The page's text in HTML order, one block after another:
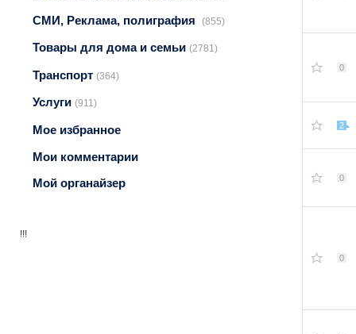
СМИ, Реклама, полиграфия (855)
Товары для дома и семьи (2781)
Транспорт (364)
Услуги (911)
Мое избранное
Мои комментарии
Мой органайзер
!!!
0
2
0
0